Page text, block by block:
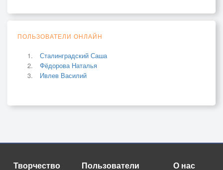
ПОЛЬЗОВАТЕЛИ ОНЛАЙН
Сталинградский Саша
Фёдорова Наталья
Ивлев Василий
Творчество Пользователи О нас